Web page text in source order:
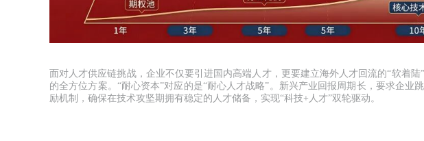
面对人才供应链挑战，企业不仅要引进国内高端人才，更要建立海外人才回流的“软着
的全方位方案。“耐心资本”对应的是“耐心人才战略”。新兴产业回报周期长，要求企业
励机制，确保在技术攻坚期拥有稳定的人才储备，实现“科技+人才”双轮驱动。